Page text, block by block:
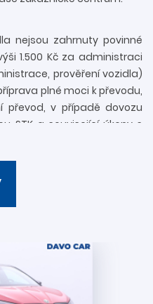
nejsou zahrnuty povinné
1.500 Kč za administraci
prověření vozidla)
plné moci k převodu,
převod, v případě dovozu
STK a související úkony s
739 34 34 34 či přímo v
na uzavření smlouvy
zákona č. 89/2012 Sb.,
DAVO CAR s.r.o. si
+ 2 ROKY ZÁRUKY